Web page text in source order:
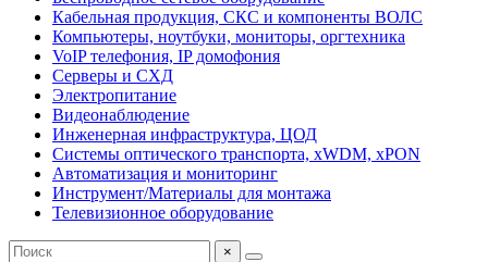
Кабельная продукция, СКС и компоненты ВОЛС
Компьютеры, ноутбуки, мониторы, оргтехника
VoIP телефония, IP домофония
Серверы и СХД
Электропитание
Видеонаблюдение
Инженерная инфраструктура, ЦОД
Системы оптического транспорта, xWDM, xPON
Автоматизация и мониторинг
Инструмент/Материалы для монтажа
Телевизионное оборудование
×